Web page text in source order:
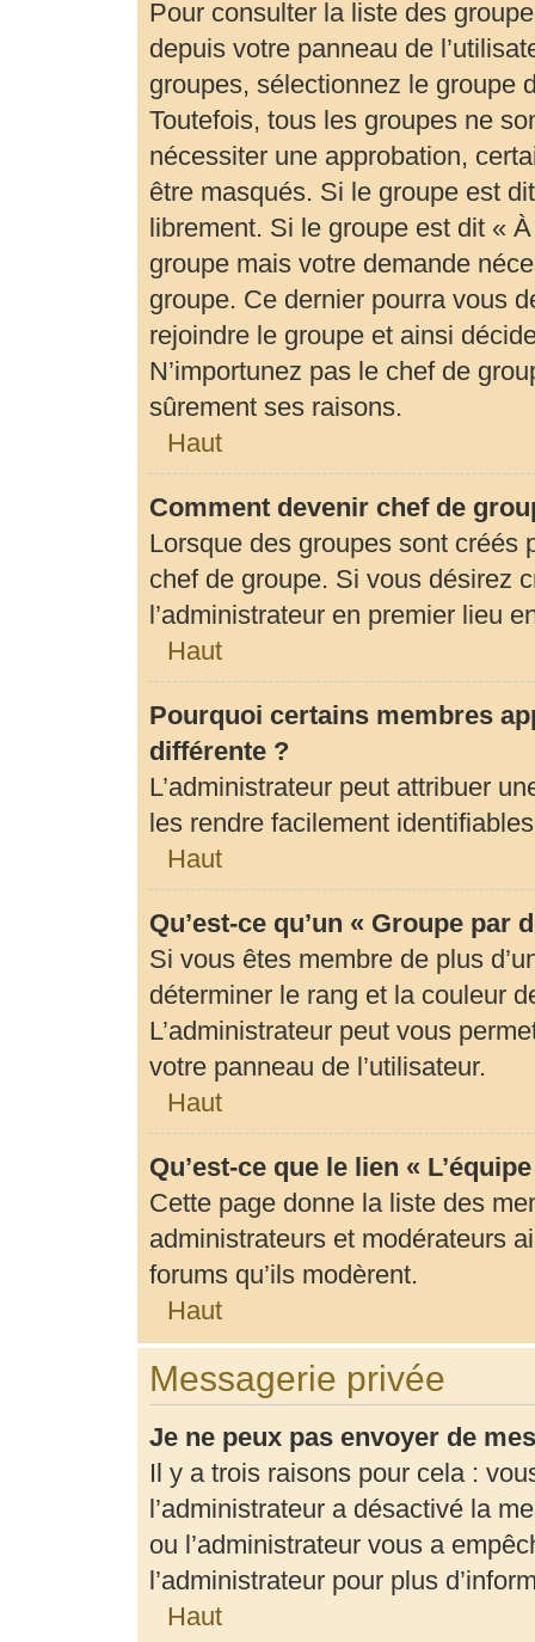
Pour consulter la liste des
depuis votre panneau de
groupes, sélectionnez le groupe
Toutefois, tous les groupes ne
nécessiter une approbation,
être masqués. Si le groupe est
librement. Si le groupe est dit «
groupe mais votre demande
groupe. Ce dernier pourra vous
rejoindre le groupe et ainsi
N’importunez pas le chef de
sûrement ses raisons.
Haut
Comment devenir chef de
Lorsque des groupes sont créés
chef de groupe. Si vous désirez
l’administrateur en premier lieu
Haut
Pourquoi certains membres
différente ?
L’administrateur peut attribuer
les rendre facilement
Haut
Qu’est-ce qu’un « Groupe par
Si vous êtes membre de plus
déterminer le rang et la couleur
L’administrateur peut vous
votre panneau de l’utilisateur.
Haut
Qu’est-ce que le lien «
Cette page donne la liste des
administrateurs et modérateurs
forums qu’ils modèrent.
Haut
Messagerie privée
Je ne peux pas envoyer de
Il y a trois raisons pour cela :
l’administrateur a désactivé la
ou l’administrateur vous a
l’administrateur pour plus
Haut